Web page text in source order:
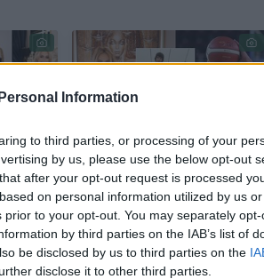
Information
to third parties, or processing of your
by us, please use the below opt-out
after your opt-out request is processed
on personal information utilized by us
to your opt-out. You may separately
by third parties on the IAB’s list of
be disclosed by us to third parties on the
disclose it to other third parties.
Oksanos Pikul ir Simo
Jasaičio skyrybų
byloje padėtas
taškas(3)